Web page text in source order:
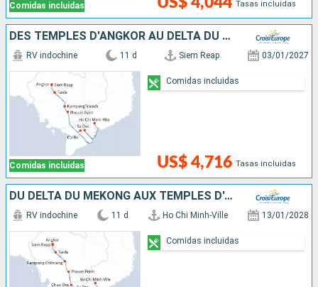
Comidas incluidas Tasas incluidas
DES TEMPLES D'ANGKOR AU DELTA DU MÉKONG
Comidas incluidas
RV indochine 11 d Siem Reap 03/01/2027
US$ 4,716 Tasas incluidas
Comidas incluidas
DU DELTA DU MÉKONG AUX TEMPLES D'ANGKOR (FORMULE PORT/PORT)
RV indochine 11 d Ho Chi Minh-Ville 13/01/2028
Comidas incluidas